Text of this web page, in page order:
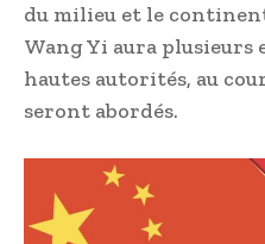
du milieu et le
Wang Yi aura plusieurs
hautes autorités, au
seront abordés.